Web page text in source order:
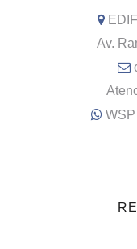
Av.